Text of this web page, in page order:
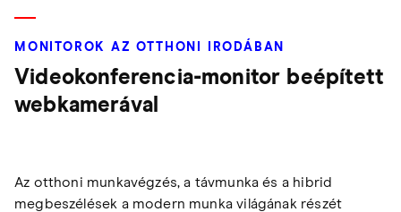
MONITOROK AZ OTTHONI IRODÁBAN
Videokonferencia-monitor beépített
webkamerával
Az otthoni munkavégzés, a távmunka és a hibrid
megbeszélések a modern munka világának részét